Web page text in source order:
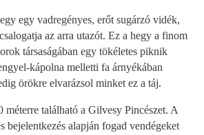
egy vadregényes, erőt sugárzó vidék,
az arra utazót. Ez a hegy a finom
társaságában egy tökéletes piknik
kápolna melletti fa árnyékában
örökre elvarázsol minket ez a táj.
méterre található a Gilvesy Pincészet. A
bejelentkezés alapján fogad vendégeket